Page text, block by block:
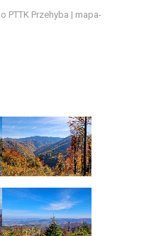
PTTK Przehyba | mapa-